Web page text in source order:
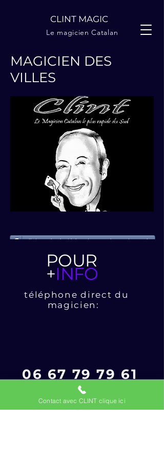
Le magicien Catalan
CLINT MAGIC
MAGICIEN DES
VILLES
clint magic c'est ici partage moi avec tes amis
POUR
+INFO
téléphone direct du
magicien:
06 67 79 79 61
POUR
+INFO
Contact avec CLINT clique ici